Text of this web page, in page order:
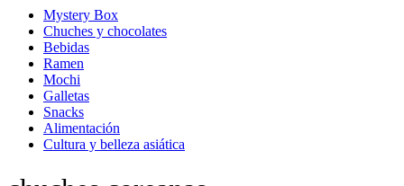
Mystery Box
Chuches y chocolates
Bebidas
Ramen
Mochi
Galletas
Snacks
Alimentación
Cultura y belleza asiática